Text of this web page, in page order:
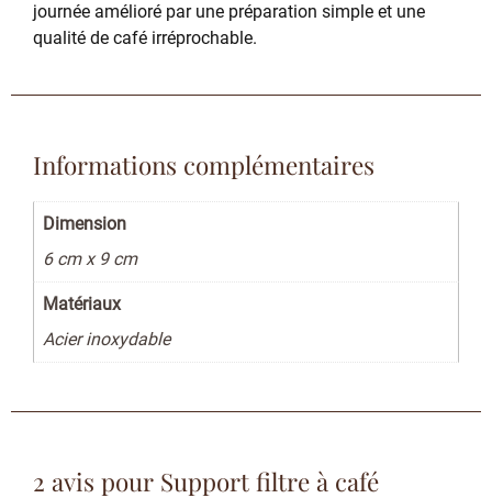
journée amélioré par une préparation simple et une
qualité de café irréprochable.
Informations complémentaires
Dimension
6 cm x 9 cm
Matériaux
Acier inoxydable
2 avis pour Support filtre à café